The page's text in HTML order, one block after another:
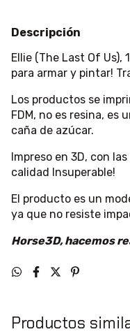
Descripción
Ellie (The Last Of Us),
para armar y pintar!
Los productos se
FDM, no es resina, es
caña de azúcar.
Impreso en 3D, con
calidad Insuperable!
El producto es un
ya que no resiste
Horse3D, hacemos
Productos